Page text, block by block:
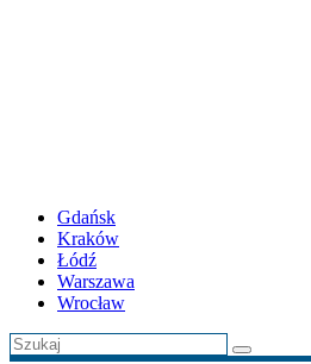
Gdańsk
Kraków
Łódź
Warszawa
Wrocław